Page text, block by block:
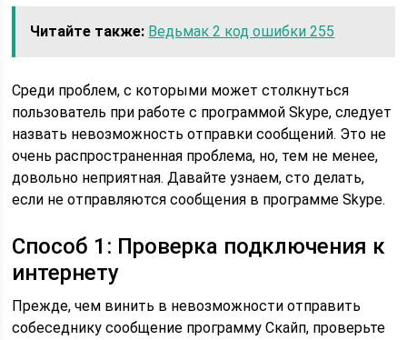
Читайте также: Ведьмак 2 код ошибки 255
Среди проблем, с которыми может столкнуться
пользователь при работе с программой Skype, следует
назвать невозможность отправки сообщений. Это не
очень распространенная проблема, но, тем не менее,
довольно неприятная. Давайте узнаем, сто делать,
если не отправляются сообщения в программе Skype.
Способ 1: Проверка подключения к
интернету
Прежде, чем винить в невозможности отправить
собеседнику сообщение программу Скайп, проверьте